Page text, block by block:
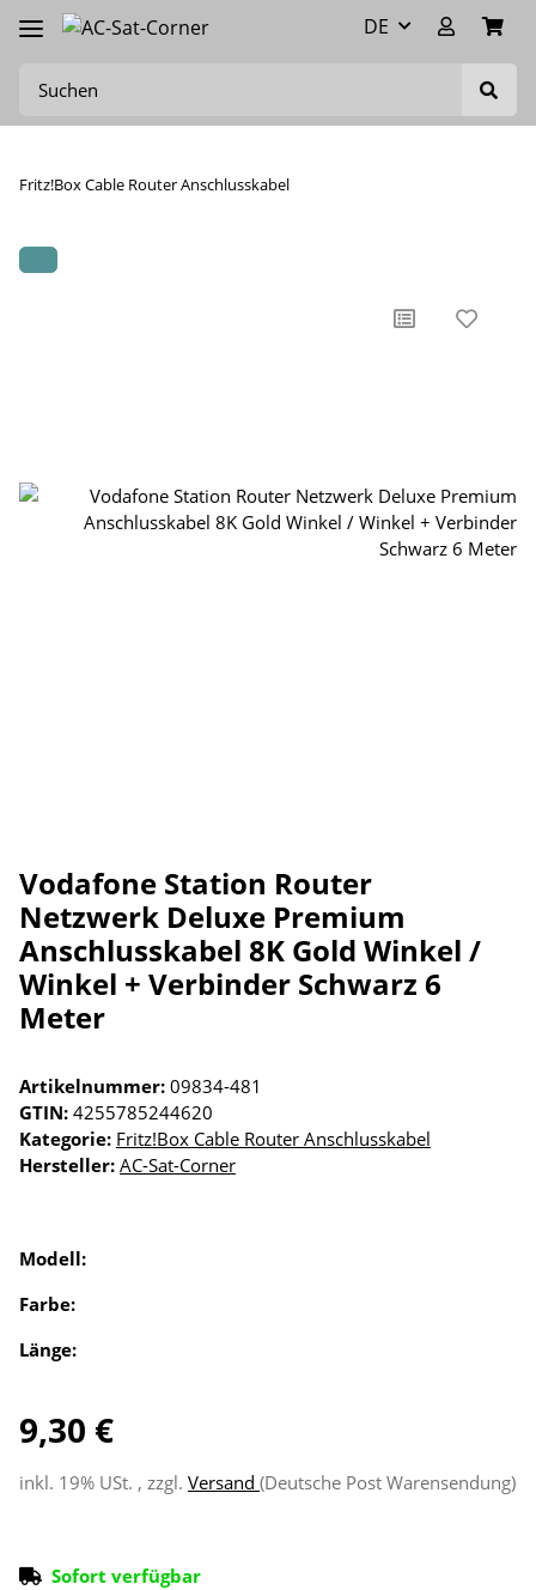
DE
Fritz!Box Cable Router Anschlusskabel
Vodafone Station Router
Netzwerk Deluxe Premium
Anschlusskabel 8K Gold Winkel /
Winkel + Verbinder Schwarz 6
Meter
Artikelnummer: 09834-481
GTIN: 4255785244620
Kategorie: Fritz!Box Cable Router Anschlusskabel
Hersteller: AC-Sat-Corner
Modell:
Farbe:
Länge:
9,30 €
inkl. 19% USt. , zzgl. Versand (Deutsche Post Warensendung)
Sofort verfügbar